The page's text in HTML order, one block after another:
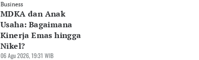
Business
MDKA dan Anak
Usaha: Bagaimana
Kinerja Emas hingga
Nikel?
06 Agu 2026, 19:31 WIB